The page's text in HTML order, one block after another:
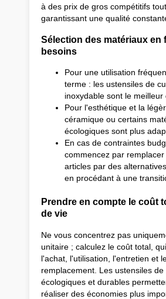
à des prix de gros compétitifs
garantissant une qualité
Sélection des matériaux en
besoins
Pour une utilisation
terme : les ustensiles de
inoxydable sont le meilleur
Pour l'esthétique et la
céramique ou certains
écologiques sont plus
En cas de contraintes
commencez par
articles par des
en procédant à une
Prendre en compte le coût
de vie
Ne vous concentrez pas
unitaire ; calculez le coût total,
l'achat, l'utilisation, l'entretien et
remplacement. Les ustensiles de
écologiques et durables
réaliser des économies plus